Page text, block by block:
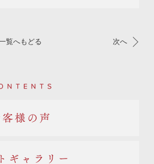
覧へもどる 次へ
Contents
お客様の声
フォトギャラリー